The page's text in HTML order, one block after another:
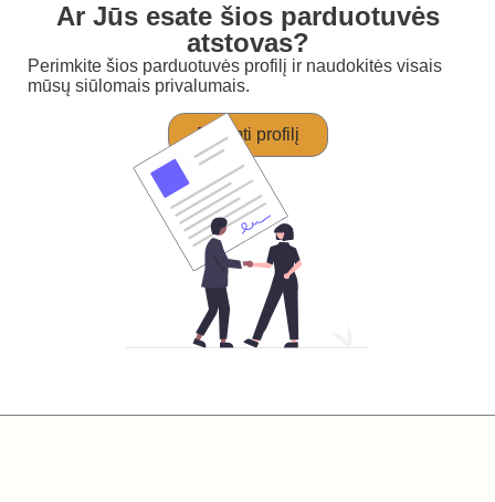
Ar Jūs esate šios parduotuvės
atstovas?
Perimkite šios parduotuvės profilį ir naudokitės visais
mūsų siūlomais privalumais.
Perimti profilį